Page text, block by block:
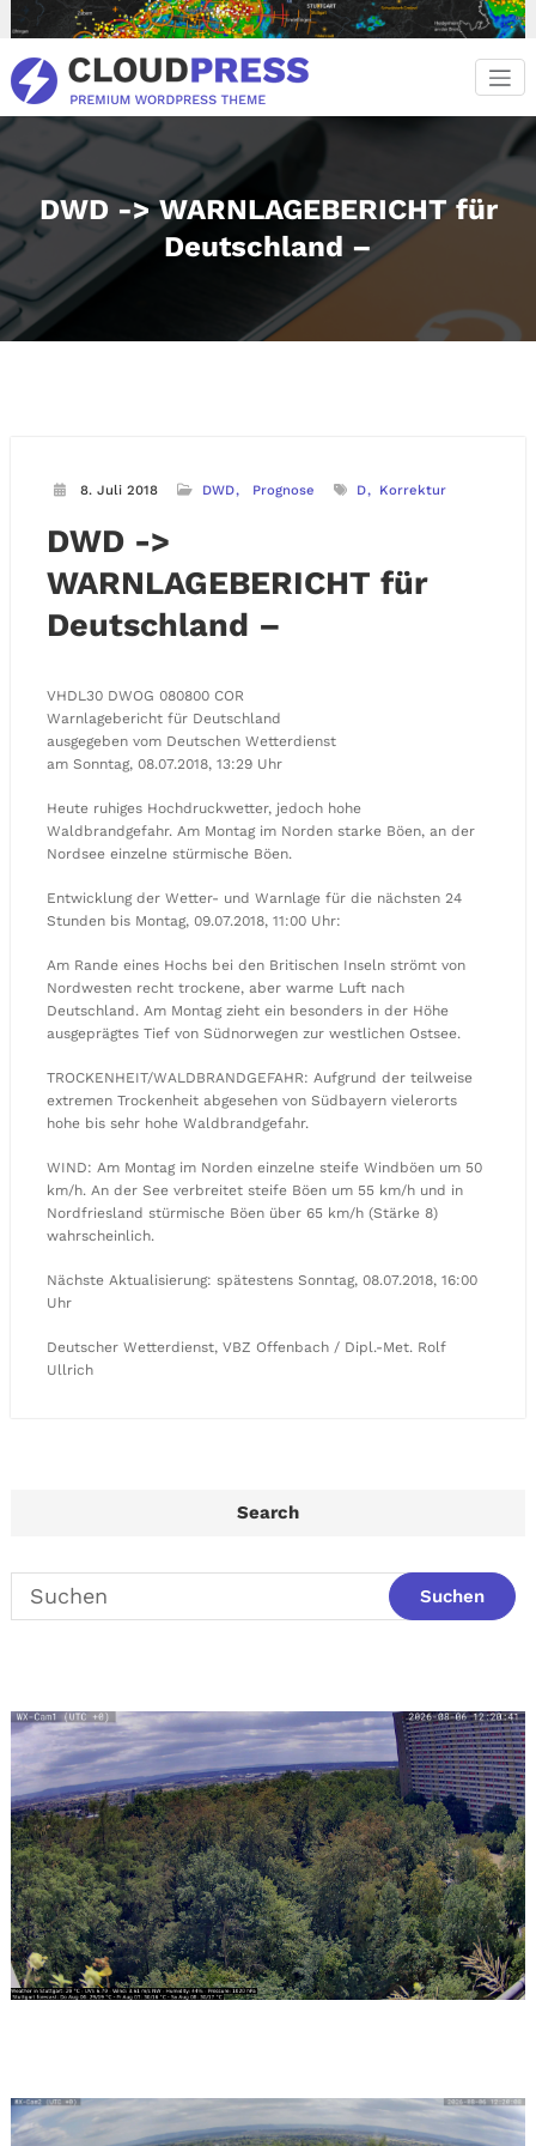
Inhalt
springen
DWD -> WARNLAGEBERICHT für
Deutschland –
8. Juli 2018 DWD Prognose D Korrektur
DWD ->
WARNLAGEBERICHT für
Deutschland –
VHDL30 DWOG 080800 COR
Warnlagebericht für Deutschland
ausgegeben vom Deutschen Wetterdienst
am Sonntag, 08.07.2018, 13:29 Uhr
Heute ruhiges Hochdruckwetter, jedoch hohe
Waldbrandgefahr. Am Montag im Norden starke Böen, an der
Nordsee einzelne stürmische Böen.
Entwicklung der Wetter- und Warnlage für die nächsten 24
Stunden bis Montag, 09.07.2018, 11:00 Uhr:
Am Rande eines Hochs bei den Britischen Inseln strömt von
Nordwesten recht trockene, aber warme Luft nach
Deutschland. Am Montag zieht ein besonders in der Höhe
ausgeprägtes Tief von Südnorwegen zur westlichen Ostsee.
TROCKENHEIT/WALDBRANDGEFAHR: Aufgrund der teilweise
extremen Trockenheit abgesehen von Südbayern vielerorts
hohe bis sehr hohe Waldbrandgefahr.
WIND: Am Montag im Norden einzelne steife Windböen um 50
km/h. An der See verbreitet steife Böen um 55 km/h und in
Nordfriesland stürmische Böen über 65 km/h (Stärke 8)
wahrscheinlich.
Nächste Aktualisierung: spätestens Sonntag, 08.07.2018, 16:00
Uhr
Deutscher Wetterdienst, VBZ Offenbach / Dipl.-Met. Rolf
Ullrich
Search